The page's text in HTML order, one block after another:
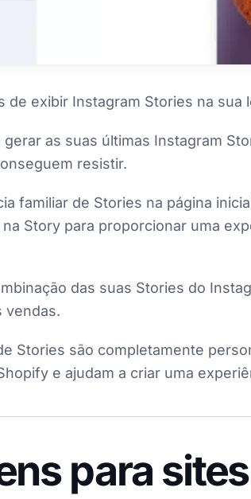
de exibir Instagram Stories na sua
gerar as suas últimas Instagram
resistir.
familiar de Stories na página
Story para proporcionar uma
das suas Stories do
vendas.
Stories são completamente
e ajudam a criar uma
para